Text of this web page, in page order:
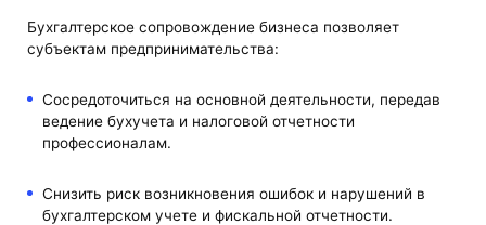
Бухгалтерское сопровождение бизнеса позволяет
субъектам предпринимательства:
Сосредоточиться на основной деятельности, передав
ведение бухучета и налоговой отчетности
профессионалам.
Снизить риск возникновения ошибок и нарушений в
бухгалтерском учете и фискальной отчетности.